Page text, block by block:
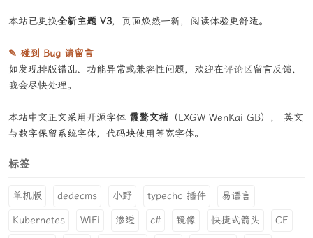
本站已更换全新主题 V3，页面焕然一新，阅读体验更舒适。
✎ 碰到 Bug 请留言
如发现排版错乱、功能异常或兼容性问题，欢迎在评论区留言反馈，
我会尽快处理。
本站中文正文采用开源字体 霞鹜文楷 （LXGW WenKai GB）， 英文
与数字保留系统字体，代码块使用等宽字体。
标签
单机版 dedecms 小野 typecho 插件 易语言
Kubernetes WiFi 渗透 c# 镜像 快捷式箭头 CE